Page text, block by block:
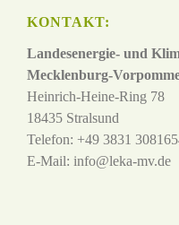
KONTAKT:
Landesenergie- und
Mecklenburg-
Heinrich-Heine-Ring 78
18435 Stralsund
Telefon: +49 3831
E-Mail: info@leka-mv.de